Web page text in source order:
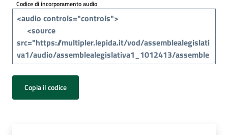
i
cittadini
Codice di incorporamento audio
Copia il codice